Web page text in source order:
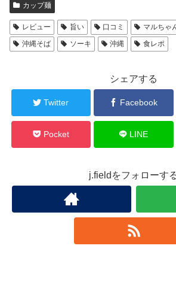
カップ麺
レビュー 旨い 口コミ マルちゃ
沖縄そば
ソーキ 沖縄 食レポ
シェアする
Twitter Facebook
Pocket LINE
j.fieldをフォローす